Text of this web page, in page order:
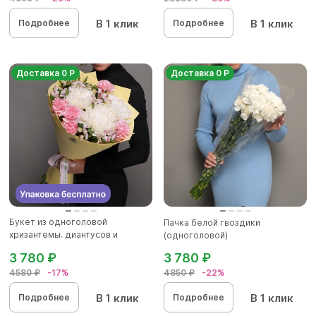
Подробнее В 1 клик Подробнее В 1 клик
Доставка 0 Р
Букет из одноголовой
хризантемы. диантусов и
4580 ₽ -17%
3 780 ₽
Подробнее В 1 клик
Доставка 0 Р
Пачка белой гвоздики
(одноголовой)
4850 ₽ -22%
3 780 ₽
Подробнее В 1 клик